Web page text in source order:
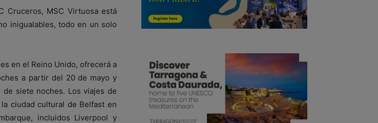
Cruceros, MSC Virtuosa está
inigualables, todo en un solo
en el Reino Unido, ofrecerá a
a partir del 20 de mayo y
siete noches. Los viajes de
ciudad cultural de Belfast en
incluidos Liverpool y